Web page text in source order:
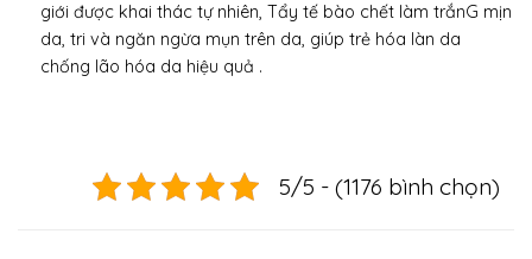
giới được khai thác tự nhiên, Tẩy tế bào chết làm trắnG mịn
da, tri và ngăn ngừa mụn trên da, giúp trẻ hóa làn da
chống lão hóa da hiệu quả .
5/5 - (1176 bình chọn)